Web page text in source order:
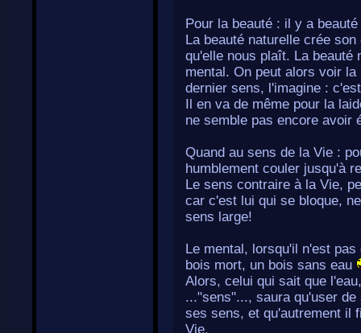
Pour la beauté : il y a
La beauté naturelle crée
qu'elle nous plaît. La beauté
mental. On peut alors voir
dernier sens, l'imagine :
Il en va de même pour la
ne semble pas encore avoir
Quand au sens de la Vie :
humblement couler jusqu'à
Le sens contraire à la Vie,
car c'est lui qui se bloque,
sens large!
Le mental, lorsqu'il n'est
bois mort, un bois sans eau
Alors, celui qui sait que
..."sens"..., saura qu'user
ses sens, et qu'autrement il
Vie.